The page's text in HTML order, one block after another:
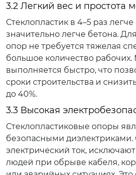
3.2 Легкий вес и простота
Стеклопластик в 4–5 раз
значительно легче бетона.
опор не требуется тяжелая
большое количество
выполняется быстро, что
сроки строительства и
до 40%.
3.3 Высокая
Стеклопластиковые опоры
безопасными
электрический ток,
людей при обрыве кабеля,